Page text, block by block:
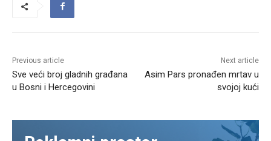
Previous article
Sve veći broj gladnih građana
u Bosni i Hercegovini
Next article
Asim Pars pronađen mrtav u
svojoj kući